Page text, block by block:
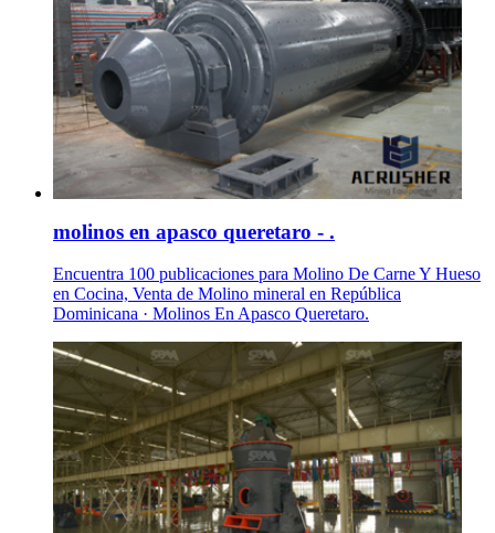
molinos en apasco queretaro - .
Encuentra 100 publicaciones para Molino De Carne Y Hueso
en Cocina, Venta de Molino mineral en República
Dominicana · Molinos En Apasco Queretaro.